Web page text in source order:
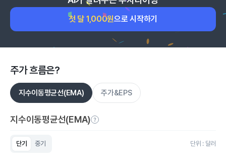
첫 달 1,000원으로 시작하기
주가 흐름은?
지수이동평균선(EMA) 주가&EPS
지수이동평균선(EMA)
단기 중기 단위 : 달러